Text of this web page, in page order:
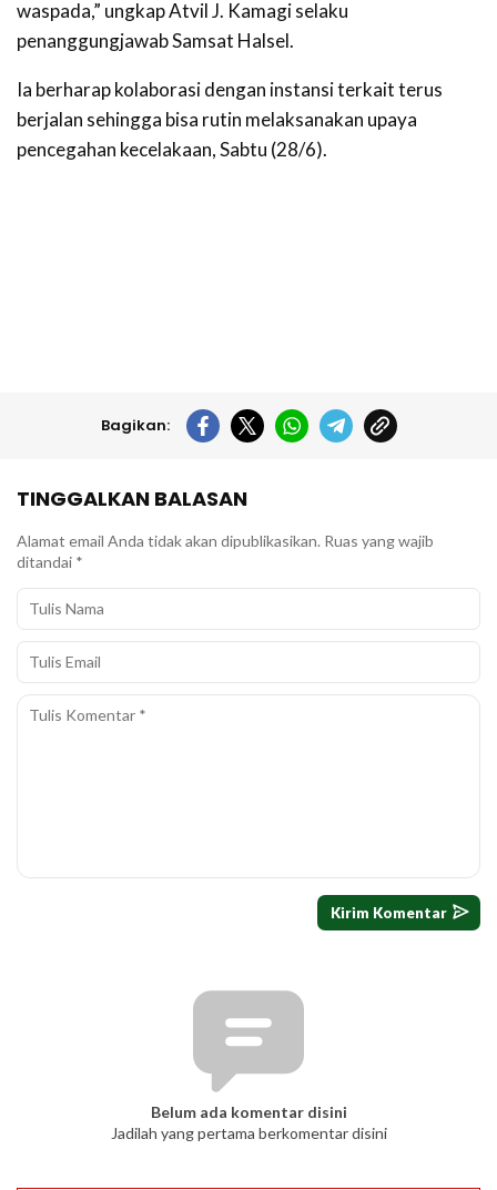
waspada,” ungkap Atvil J. Kamagi selaku
penanggungjawab Samsat Halsel.
Ia berharap kolaborasi dengan instansi terkait terus
berjalan sehingga bisa rutin melaksanakan upaya
pencegahan kecelakaan, Sabtu (28/6).
Bagikan:
TINGGALKAN BALASAN
Alamat email Anda tidak akan dipublikasikan. Ruas yang wajib
ditandai *
Belum ada komentar disini
Jadilah yang pertama berkomentar disini